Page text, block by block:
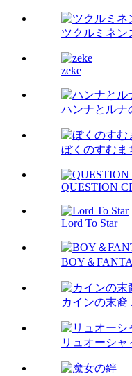
ツクルミネン
zeke
ハンナとルナ
ぼくのすむ
QUESTION
Lord To Star
BOY＆
カインの末裔
リュオーシャ